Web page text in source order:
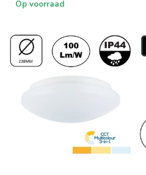
Op voorraad